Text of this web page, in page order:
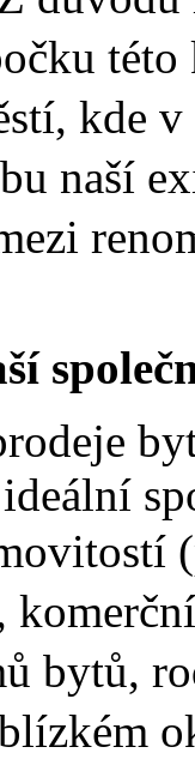
této
kde
naší
bytů,